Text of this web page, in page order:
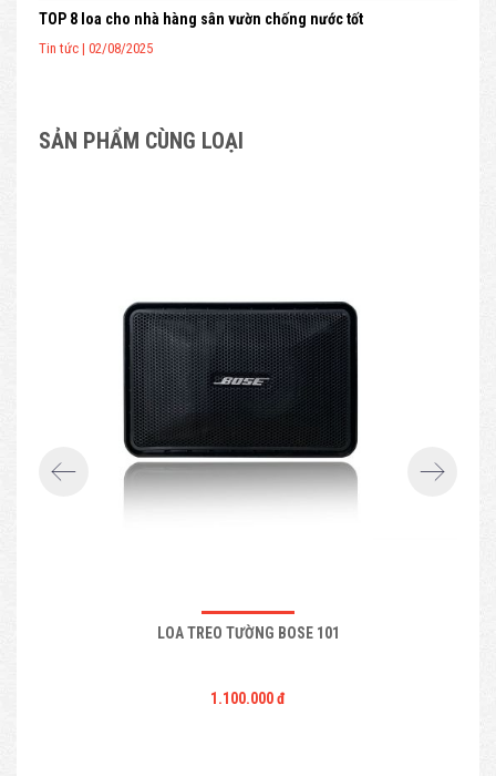
TOP 8 loa cho nhà hàng sân vườn chống nước tốt
Tin tức | 02/08/2025
SẢN PHẨM CÙNG LOẠI
LOA TREO TƯỜNG BOSE 101
1.100.000 đ